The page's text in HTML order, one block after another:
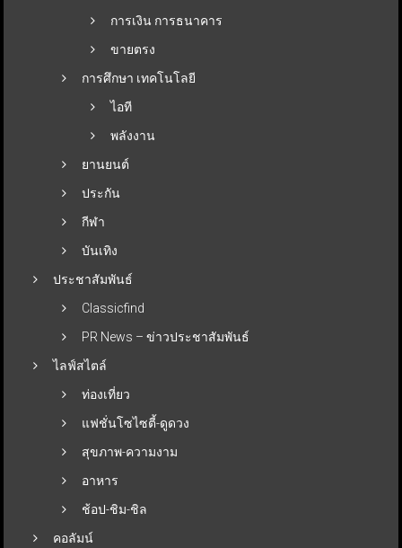
การเงิน การธนาคาร
ขายตรง
การศึกษา เทคโนโลยี
ไอที
พลังงาน
ยานยนต์
ประกัน
กีฬา
บันเทิง
ประชาสัมพันธ์
Classicfind
PR News – ข่าวประชาสัมพันธ์
ไลฟ์สไตล์
ท่องเที่ยว
แฟชั่นโซไซตี้-ดูดวง
สุขภาพ-ความงาม
อาหาร
ช้อป-ชิม-ชิล
คอลัมน์